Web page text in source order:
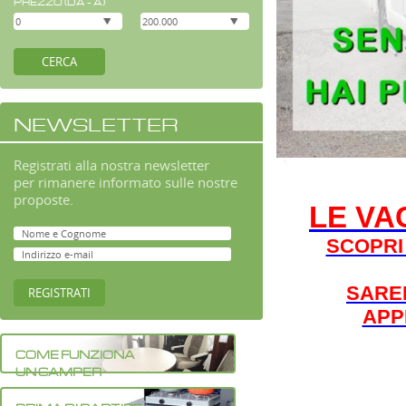
NEWSLETTER
Registrati alla nostra newsletter
per rimanere informato sulle nostre
proposte.
COME FUNZIONA
UN CAMPER
LE